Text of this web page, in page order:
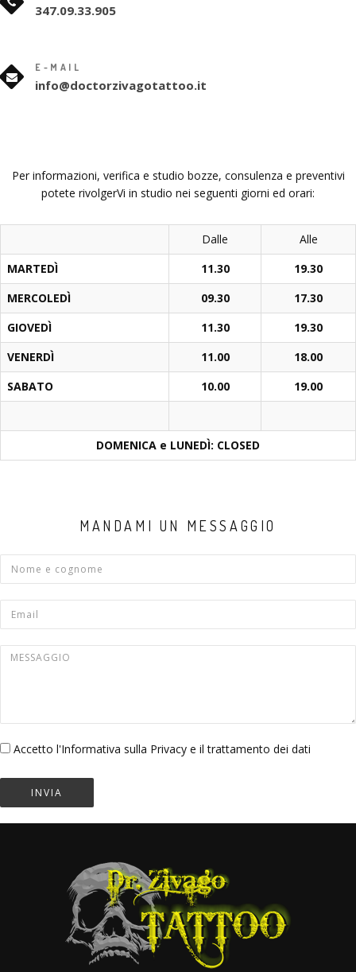
347.09.33.905
E-MAIL
info@doctorzivagotattoo.it
Per informazioni, verifica e studio bozze, consulenza e preventivi
potete rivolgerVi in studio nei seguenti giorni ed orari:
Dalle
Alle
MARTEDÌ
11.30
19.30
MERCOLEDÌ
09.30
17.30
GIOVEDÌ
11.30
19.30
VENERDÌ
11.00
18.00
SABATO
10.00 19.00
DOMENICA e LUNEDÌ: CLOSED
MANDAMI UN MESSAGGIO
Name
Email
Message
Privacy*
Accetto l'Informativa sulla Privacy e il trattamento dei dati